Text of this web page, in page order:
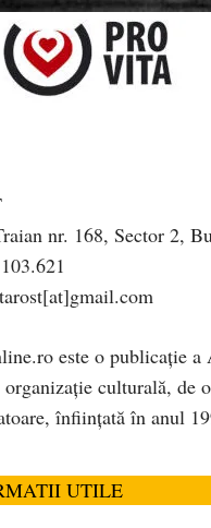
nr. 168, Sector 2,
este o publicaţie a
organizaţie culturală, de
înfiinţată în anul
UTILE